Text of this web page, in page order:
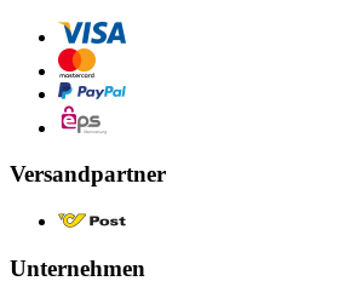
Versandpartner
Unternehmen